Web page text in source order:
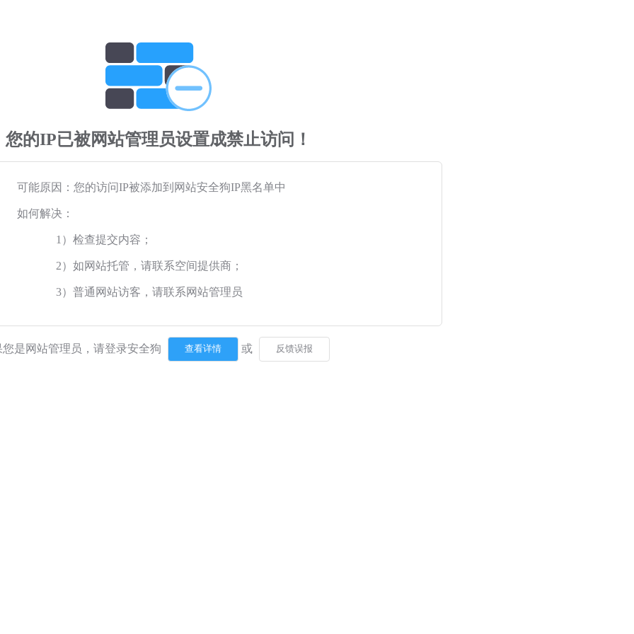
您的IP已被网站管理员设置成禁止访问！
可能原因：您的访问IP被添加到网站安全狗IP黑名单中
如何解决：
1）检查提交内容；
2）如网站托管，请联系空间提供商；
3）普通网站访客，请联系网站管理员
您是网站管理员，请登录安全狗 或